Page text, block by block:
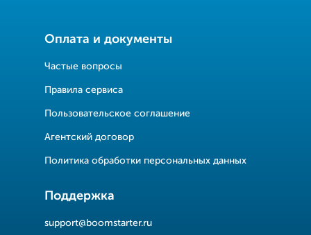
Оплата и документы
Частые вопросы
Правила сервиса
Пользовательское соглашение
Агентский договор
Политика обработки персональных данных
Поддержка
support@boomstarter.ru